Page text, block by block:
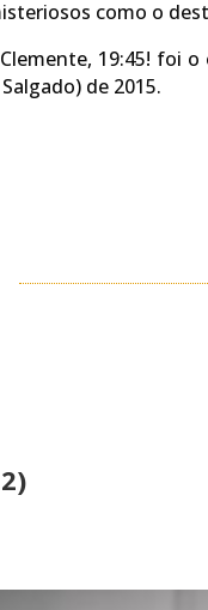
como o
19:45! foi
de 2015.